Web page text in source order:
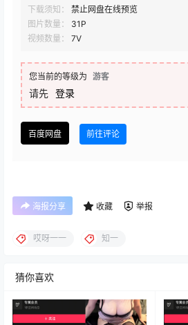
下载须知：
禁止网盘在线预览
图片数量：
31P
视频数量：
7V
您当前的等级为 游客
请先 登录
百度网盘 前往评论
海报分享 收藏 举报
哎呀一一 知一
猜你喜欢